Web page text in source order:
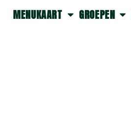
MENUKAART GROEPEN